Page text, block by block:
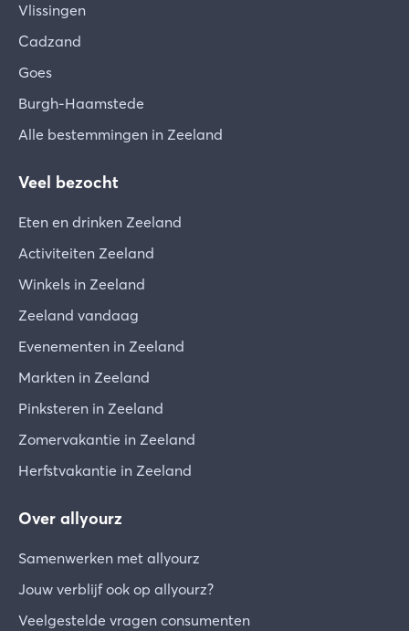
Vlissingen
Cadzand
Goes
Burgh-Haamstede
Alle bestemmingen in Zeeland
Veel bezocht
Eten en drinken Zeeland
Activiteiten Zeeland
Winkels in Zeeland
Zeeland vandaag
Evenementen in Zeeland
Markten in Zeeland
Pinksteren in Zeeland
Zomervakantie in Zeeland
Herfstvakantie in Zeeland
Over allyourz
Samenwerken met allyourz
Jouw verblijf ook op allyourz?
Veelgestelde vragen consumenten